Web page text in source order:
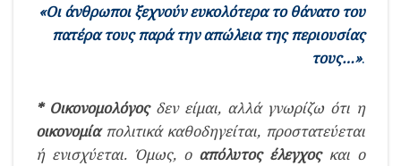
«Οι άνθρωποι ξεχνούν ευκολότερα το θάνατο του
πατέρα τους παρά την απώλεια της περιουσίας
τους…».
* Οικονομολόγοςδεν είμαι, αλλά γνωρίζω ότι η
οικονομίαπολιτικά καθοδηγείται, προστατεύεται
ή ενισχύεται. Όμως, ο απόλυτος έλεγχοςκαι ο